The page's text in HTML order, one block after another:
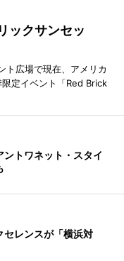
ックサンセッ
ト広場で現在、アメリカ
定イベント「Red Brick
トワネット・スタイ
セレンスが「横浜対